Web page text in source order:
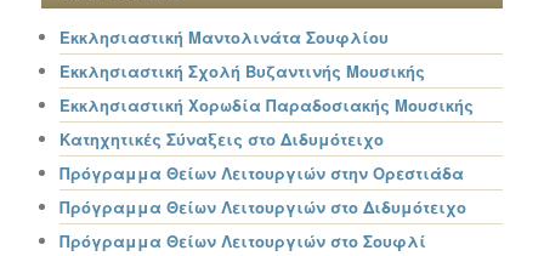
Εκκλησιαστική Μαντολινάτα Σουφλίου
Εκκλησιαστική Σχολή Βυζαντινής Μουσικής
Εκκλησιαστική Χορωδία Παραδοσιακής Μουσικής
Κατηχητικές Σύναξεις στο Διδυμότειχο
Πρόγραμμα Θείων Λειτουργιών στην Ορεστιάδα
Πρόγραμμα Θείων Λειτουργιών στο Διδυμότειχο
Πρόγραμμα Θείων Λειτουργιών στο Σουφλί